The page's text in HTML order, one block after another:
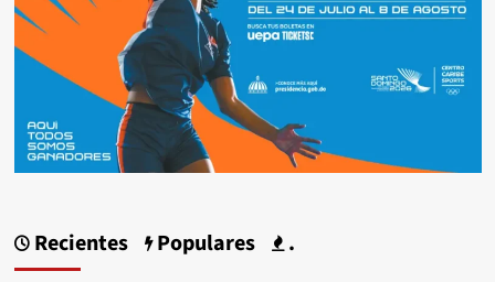
Recientes Populares .